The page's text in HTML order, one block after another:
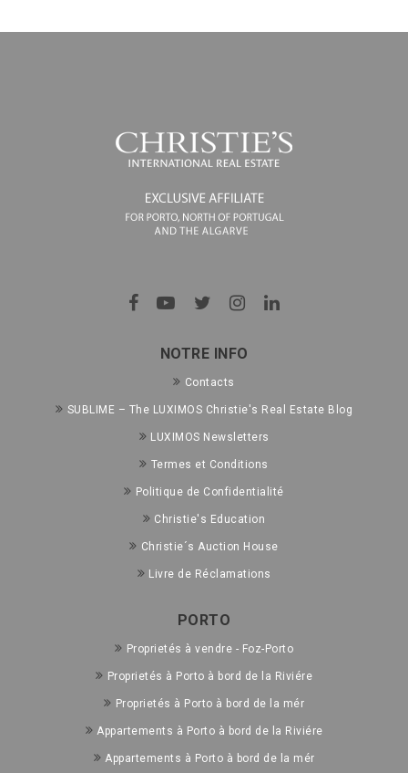
NOTRE INFO
Contacts
SUBLIME – The LUXIMOS Christie's Real Estate Blog
LUXIMOS Newsletters
Termes et Conditions
Politique de Confidentialité
Christie's Education
Christie´s Auction House
Livre de Réclamations
PORTO
Proprietés à vendre - Foz-Porto
Proprietés à Porto à bord de la Riviére
Proprietés à Porto à bord de la mér
Appartements à Porto à bord de la Riviére
Appartements à Porto à bord de la mér